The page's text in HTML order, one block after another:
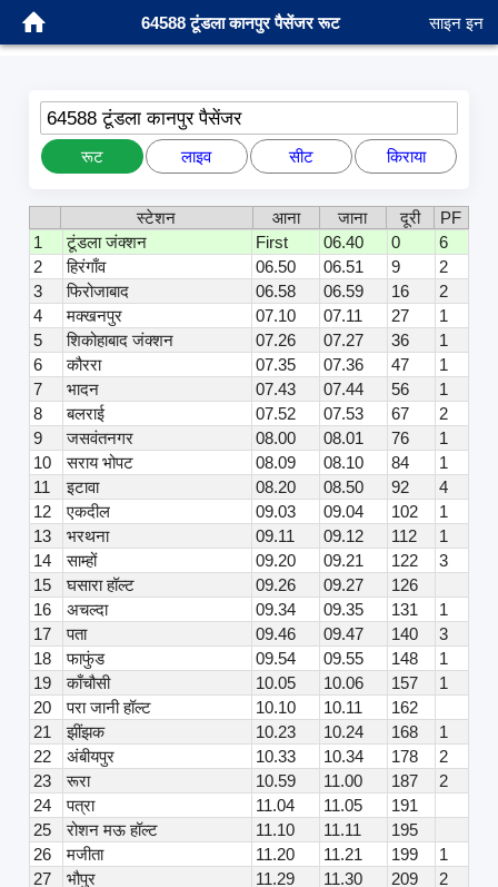
64588 टूंडला कानपुर पैसेंजर रूट साइन इन
64588 टूंडला कानपुर पैसेंजर
रूट लाइव सीट किराया
स्टेशन आना जाना दूरी
PF
1
टूंडला जंक्शन First 06.40 0
6
2
हिरंगाँव 06.50 06.51 9
2
3
फिरोजाबाद 06.58 06.59 16
2
4
मक्खनपुर 07.10 07.11 27
1
5
शिकोहाबाद जंक्शन 07.26 07.27 36
1
6
कौररा 07.35 07.36 47
1
7
भादन 07.43 07.44 56
1
8
बलराई 07.52 07.53 67
2
9
जसवंतनगर 08.00 08.01 76
1
10
सराय भोपट 08.09 08.10 84
1
11
इटावा 08.20 08.50 92
4
12
एकदील 09.03 09.04 102
1
13
भरथना 09.11 09.12 112
1
14
साम्हों 09.20 09.21 122
3
15
घसारा हॉल्ट 09.26 09.27
126
16
अचल्दा 09.34 09.35 131
1
17
पता 09.46 09.47 140
3
18
फाफुंड 09.54 09.55 148
1
19
काँचौसी 10.05 10.06 157
1
20
परा जानी हॉल्ट 10.10 10.11
162
21
झींझक 10.23 10.24 168
1
22
अंबीयपुर 10.33 10.34 178
2
23
रूरा 10.59 11.00 187
2
24
पत्रा 11.04 11.05
191
25
रोशन मऊ हॉल्ट 11.10 11.11
195
26
मजीता 11.20 11.21 199
1
27
भौपुर 11.29 11.30 209
2